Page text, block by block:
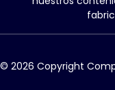
© 2026 Copyright